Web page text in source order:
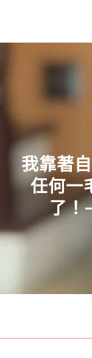
我靠著
任何一
了